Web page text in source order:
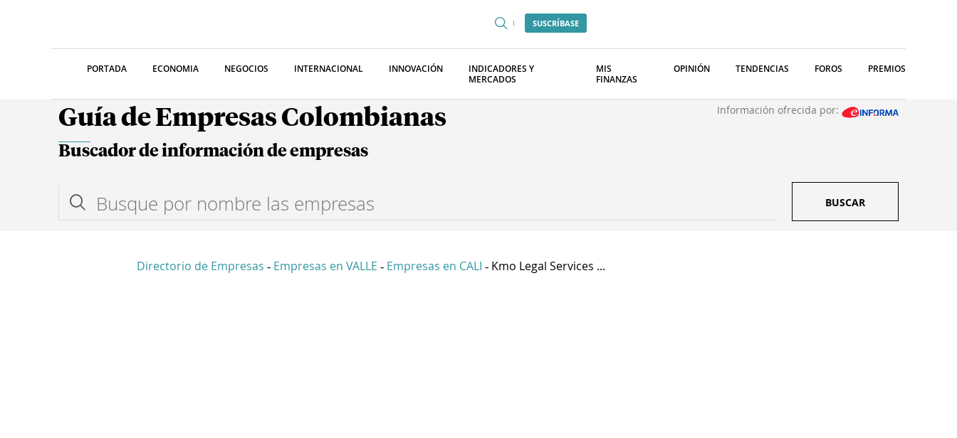
SUSCRÍBASE
PORTADA ECONOMIA NEGOCIOS INTERNACIONAL INNOVACIÓN
INDICADORES Y
MERCADOS
MIS
FINANZAS
OPINIÓN TENDENCIAS FOROS PREMIOS
Guía de Empresas Colombianas Información ofrecida por:
Buscador de información de empresas
BUSCAR
Directorio de Empresas - Empresas en VALLE - Empresas en CALI - Kmo Legal Services ...